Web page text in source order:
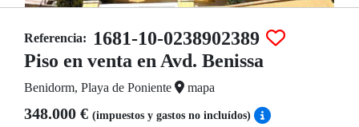
Referencia:
1681-10-0238902389
Piso en venta en Avd. Benissa
Benidorm, Playa de Poniente mapa
348.000 € (impuestos y gastos no incluídos)